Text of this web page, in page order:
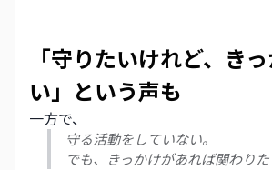
「守りたいけれど、き
い」という声も
一方で、
守る活動をしていない。
でも、きっかけがあれば関わりた